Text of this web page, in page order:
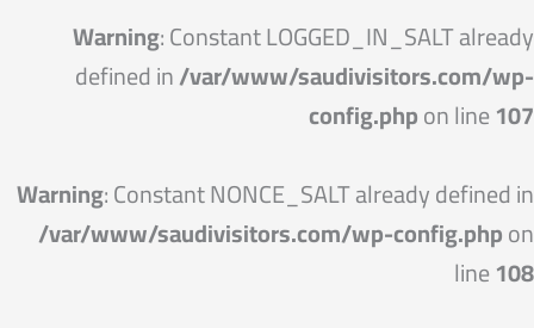
Warning: Constant LOGGED_IN_SALT already
defined in/var/www/saudivisitors.com/wp-
config.phpon line107
Warning: Constant NONCE_SALT already defined in
/var/www/saudivisitors.com/wp-config.phpon
line108